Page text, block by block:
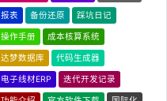
报表 备份还原 踩坑日记
操作手册 成本核算系统
达梦数据库 代码生成器
电子线材ERP 迭代开发记录